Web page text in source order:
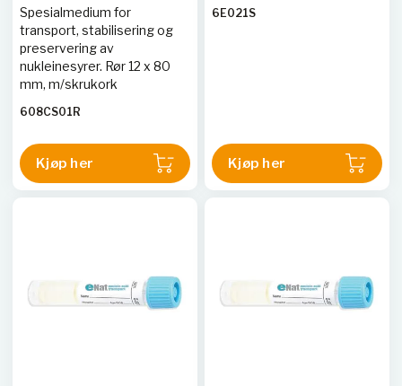
Spesialmedium for
transport, stabilisering og
preservering av
nukleinesyrer. Rør 12 x 80
mm, m/skrukork
608CS01R
Kjøp her
6E021S
Kjøp her